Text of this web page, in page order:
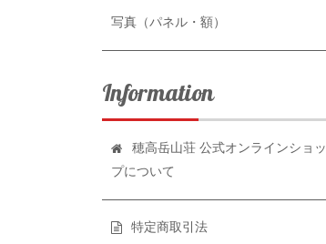
写真（パネル・額）
Information
穂高岳山荘 公式オンラインショッ
プについて
特定商取引法